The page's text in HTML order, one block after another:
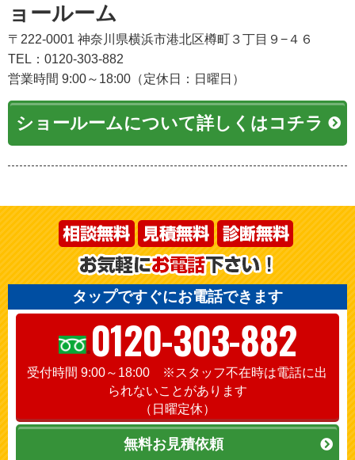
ョールーム
〒222-0001 神奈川県横浜市港北区樽町３丁目９−４６
TEL：0120-303-882
営業時間 9:00～18:00（定休日：日曜日）
ショールームについて詳しくはコチラ
タップですぐにお電話できます
0120-303-882
受付時間 9:00～18:00 ※スタッフ不在時は電話に出
られないことがあります
（日曜定休）
無料お見積依頼